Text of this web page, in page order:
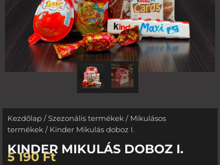
Kezdőlap / Szezonális termékek / Mikulásos
termékek / Kinder Mikulás doboz I.
KINDER MIKULÁS DOBOZ I.
5 190Ft